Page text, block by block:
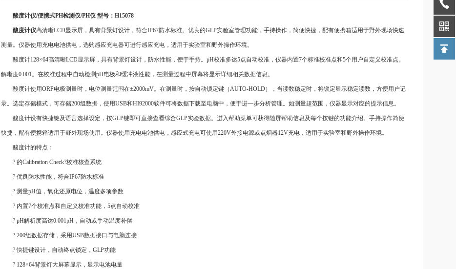
酸度计仪/便携式PH检测仪/PH仪 型号：H15078
酸度计仪高清晰LCD显示屏，具有背景灯设计，符合IP67防水标准。优良的GLP实验室管理功能，手持操作，简便快捷，配有便携箱适用于野外现场快速
测量。仪器使用充电电池供电，选购感应充电器可进行感应充电，适用于实验室和野外操作环境。
酸度计128×64高清晰LCD显示屏，具有背景灯设计，防水性能，便于手持。pH校准多达5点自动校准，仪器内置7个标准校准点和5个用户自定义校准点。
解晰度0.001。在校准过程中自动检测pH电极和缓冲液性能，在测量过程中屏幕将显示详细相关数据信息。
酸度计使用ORP电极测量时，电位测量范围在±2000mV。在测量时，按自动锁定键（AUTO-HOLD），当读数稳定时，将锁定显示稳定读数，方便用户记
录。选定存储模式，可存储200组数据，使用USB和HI92000软件可将数据下载至电脑中，便于进一步分析管理。如测量超范围，仪器显示对应的提示信息。
酸度计设有快捷键及语言选择设定，按GLP键即可直接查看综合GLP实验数据。 进入帮助菜单可获得随屏帮助信息及每个按键的功能介绍。手持操作简便
快捷，配有便携箱适用于野外现场使用。仪器使用充电电池供电，感应式充电可使用220V外接电源或点烟器12V充电，适用于实验室和野外操作环境。
酸度计的特点：
? 的Calibration Check?校准核查系统
? 优良防水性能，符合IP67防水标准
? 测量pH值，氧化还原电位，温度多项参数
? 内置7个校准点和自定义校准功能， 5点自动校准
? pH解析度高达0.001pH，自动或手动温度补偿
? 200组数据存储，采用USB数据接口与电脑连接
? 快捷键设计，自动终点锁定，GLP功能
? 128×64背景灯大屏幕显示，显示电池电量